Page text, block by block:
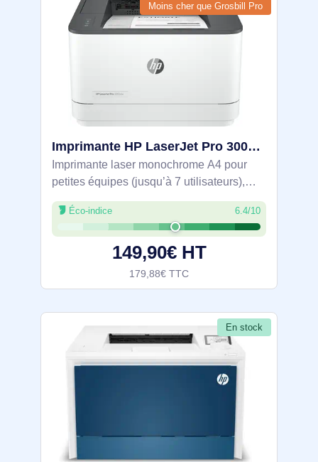
Moins cher que Grosbill Pro
Imprimante HP LaserJet Pro 3002dw - 3G652F#B19
Imprimante laser monochrome A4 pour
petites équipes (jusqu’à 7 utilisateurs),
conçue pour le bureau. 33 ppm avec recto
verso automatique, résolution 1200 x 1200
dpi. Bac 250 feuilles, sortie 150.
Éco-indice 6.4/10
149,90€ HT
179,88€ TTC
En stock